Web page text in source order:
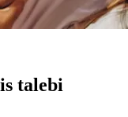
talebi